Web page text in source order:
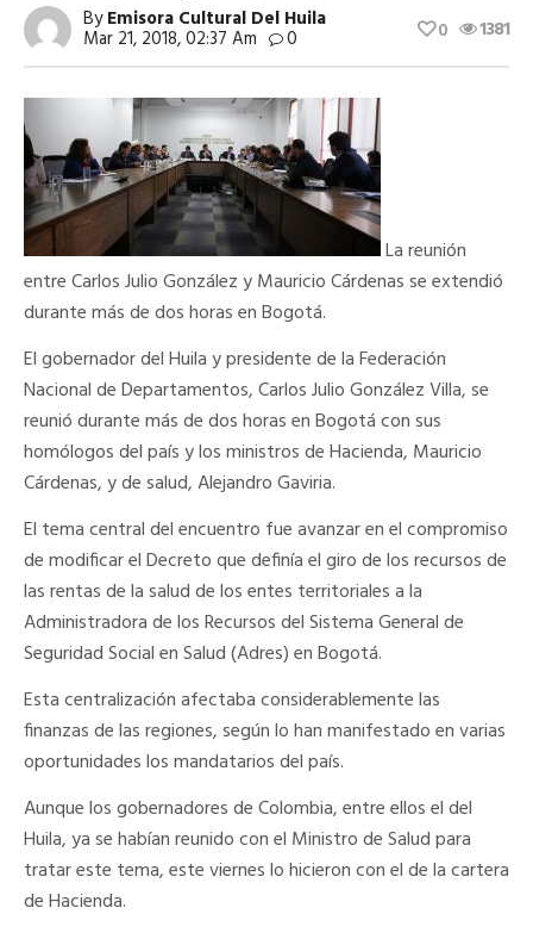
ByEmisora Cultural Del Huila
Mar 21, 2018, 02:37 Am 0 1381
0
La reunión
entre Carlos Julio González y Mauricio Cárdenas se extendió
durante más de dos horas en Bogotá.
El gobernador del Huila y presidente de la Federación
Nacional de Departamentos, Carlos Julio González Villa, se
reunió durante más de dos horas en Bogotá con sus
homólogos del país y los ministros de Hacienda, Mauricio
Cárdenas, y de salud, Alejandro Gaviria.
El tema central del encuentro fue avanzar en el compromiso
de modificar el Decreto que definía el giro de los recursos de
las rentas de la salud de los entes territoriales a la
Administradora de los Recursos del Sistema General de
Seguridad Social en Salud (Adres) en Bogotá.
Esta centralización afectaba considerablemente las
finanzas de las regiones, según lo han manifestado en varias
oportunidades los mandatarios del país.
Aunque los gobernadores de Colombia, entre ellos el del
Huila, ya se habían reunido con el Ministro de Salud para
tratar este tema, este viernes lo hicieron con el de la cartera
de Hacienda.